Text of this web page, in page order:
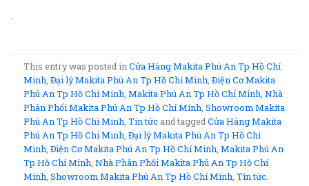
.
This entry was posted inCửa Hàng Makita Phú An Tp Hồ Chí
Minh ,Đại lý Makita Phú An Tp Hồ Chí Minh ,Điện Cơ Makita
Phú An Tp Hồ Chí Minh ,Makita Phú An Tp Hồ Chí Minh ,Nhà
Phân Phối Makita Phú An Tp Hồ Chí Minh ,Showroom Makita
Phú An Tp Hồ Chí Minh ,Tin tức and taggedCửa Hàng Makita
Phú An Tp Hồ Chí Minh ,Đại lý Makita Phú An Tp Hồ Chí
Minh ,Điện Cơ Makita Phú An Tp Hồ Chí Minh ,Makita Phú An
Tp Hồ Chí Minh ,Nhà Phân Phối Makita Phú An Tp Hồ Chí
Minh ,Showroom Makita Phú An Tp Hồ Chí Minh ,Tin tức